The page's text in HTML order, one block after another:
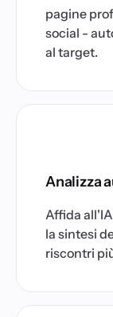
pagine
social -
al target.
Analizza
Affida
la sintesi
riscontri